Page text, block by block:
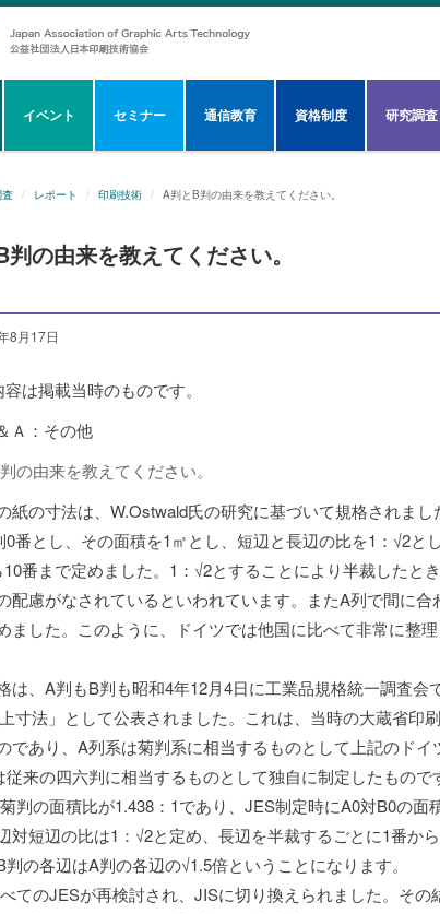
イベント セミナー 通信教育 資格制度 研究調査
レポート 印刷技術 A判とB判の由来を教えてください。
の由来を教えてください。
8月17日
は掲載当時のものです。
Ａ：その他
の由来を教えてください。
紙の寸法は、W.Ostwald氏の研究に基づいて規格されま
0番とし、その面積を1㎡とし、短辺と長辺の比を1：√2と
番まで定めました。1：√2とすることにより半裁したと
配慮がなされているといわれています。またA列で間に
ました。このように、ドイツでは他国に比べて非常に整
は、A判もB判も昭和4年12月4日に工業品規格統一調査会
寸法」として公表されました。これは、当時の大蔵省印
であり、A列系は菊判系に相当するものとして上記のドイ
来の四六判に相当するものとして独自に制定したもので
判の面積比が1.438：1であり、JES制定時にA0対B0の面
対短辺の比は1：√2と定め、長辺を半裁するごとに1番か
の各辺はA判の各辺の√1.5倍ということになります。
てのJESが再検討され、JISに切り換えられました。その